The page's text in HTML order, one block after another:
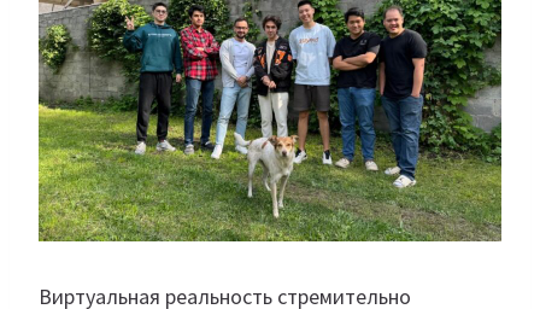
Виртуальная реальность стремительно